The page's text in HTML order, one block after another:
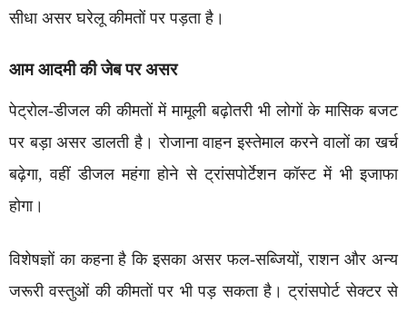
सीधा असर घरेलू कीमतों पर पड़ता है।
आम आदमी की जेब पर असर
पेट्रोल-डीजल की कीमतों में मामूली बढ़ोतरी भी लोगों के मासिक बजट
पर बड़ा असर डालती है। रोजाना वाहन इस्तेमाल करने वालों का खर्च
बढ़ेगा, वहीं डीजल महंगा होने से ट्रांसपोर्टेशन कॉस्ट में भी इजाफा
होगा।
विशेषज्ञों का कहना है कि इसका असर फल-सब्जियों, राशन और अन्य
जरूरी वस्तुओं की कीमतों पर भी पड़ सकता है। ट्रांसपोर्ट सेक्टर से